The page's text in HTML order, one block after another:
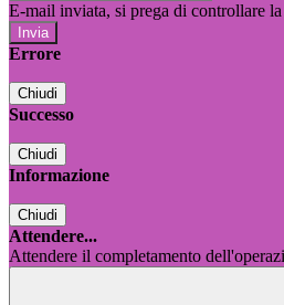
E-mail inviata, si prega di controllare
Errore
Chiudi
Successo
Chiudi
Informazione
Chiudi
Attendere...
Attendere il completamento